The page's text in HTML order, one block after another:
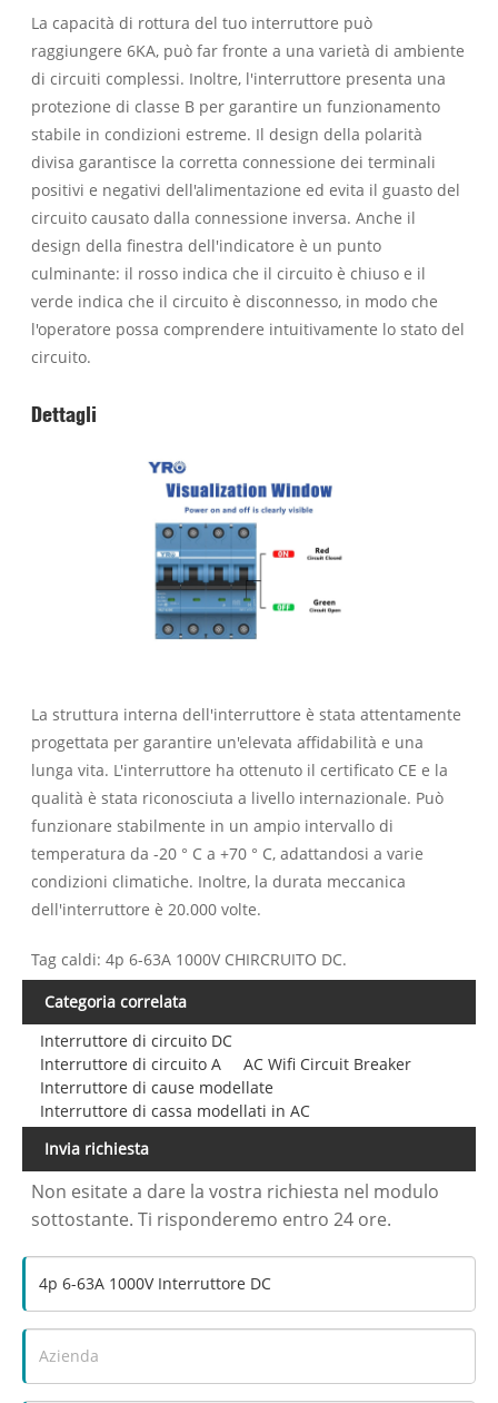
La capacità di rottura del tuo interruttore può
raggiungere 6KA, può far fronte a una varietà di ambiente
di circuiti complessi. Inoltre, l'interruttore presenta una
protezione di classe B per garantire un funzionamento
stabile in condizioni estreme. Il design della polarità
divisa garantisce la corretta connessione dei terminali
positivi e negativi dell'alimentazione ed evita il guasto del
circuito causato dalla connessione inversa. Anche il
design della finestra dell'indicatore è un punto
culminante: il rosso indica che il circuito è chiuso e il
verde indica che il circuito è disconnesso, in modo che
l'operatore possa comprendere intuitivamente lo stato del
circuito.
Dettagli
La struttura interna dell'interruttore è stata attentamente
progettata per garantire un'elevata affidabilità e una
lunga vita. L'interruttore ha ottenuto il certificato CE e la
qualità è stata riconosciuta a livello internazionale. Può
funzionare stabilmente in un ampio intervallo di
temperatura da -20 ° C a +70 ° C, adattandosi a varie
condizioni climatiche. Inoltre, la durata meccanica
dell'interruttore è 20.000 volte.
Tag caldi: 4p 6-63A 1000V CHIRCRUITO DC.
Categoria correlata
Interruttore di circuito DC
Interruttore di circuito A
AC Wifi Circuit Breaker
Interruttore di cause modellate
Interruttore di cassa modellati in AC
Invia richiesta
Non esitate a dare la vostra richiesta nel modulo
sottostante. Ti risponderemo entro 24 ore.